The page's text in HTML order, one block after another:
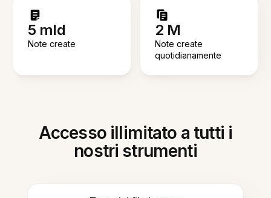
5 mld
Note create
2 M
Note create
quotidianamente
Accesso illimitato a tutti i
nostri strumenti